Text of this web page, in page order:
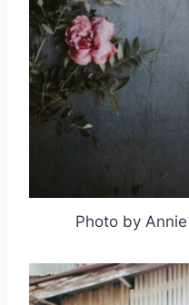
Photo by